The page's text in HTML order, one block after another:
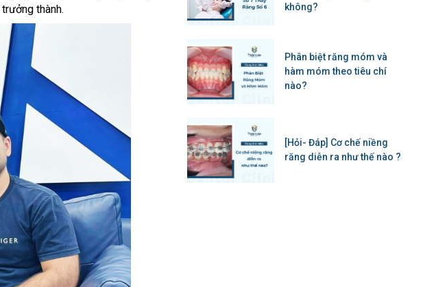
thành.
không?
Phân biệt răng móm và
hàm móm theo tiêu chí
nào?
[Hỏi- Đáp] Cơ chế niềng
răng diễn ra như thế nào ?